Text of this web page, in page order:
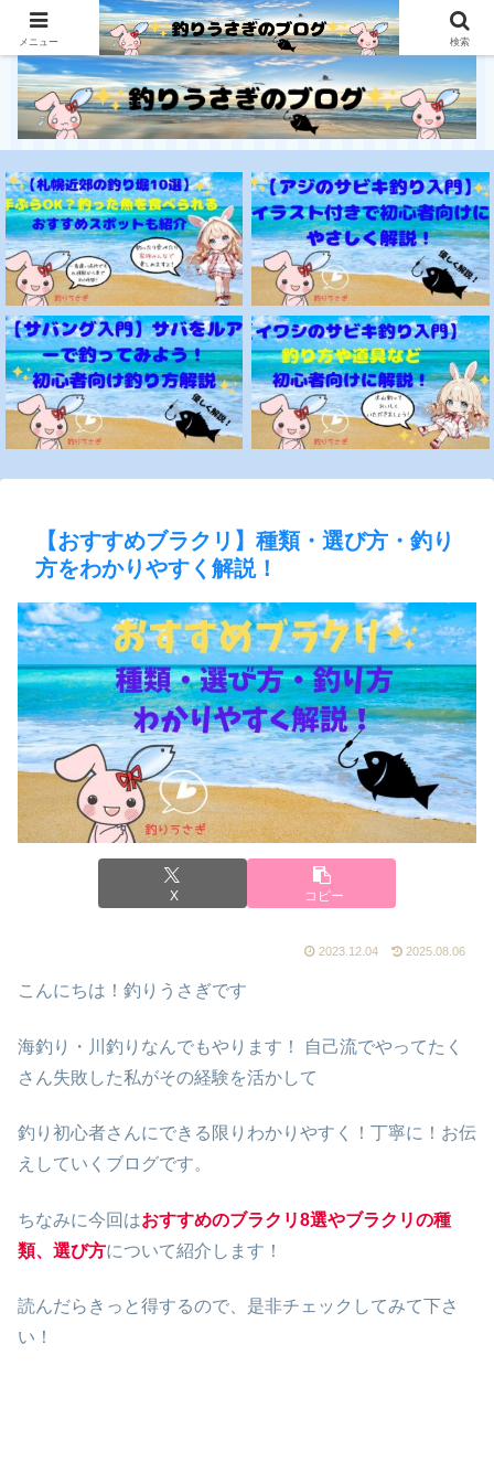
釣り初心者にとっても優しいサイト
【おすすめブラクリ】種類・選び方・釣り
方をわかりやすく解説！
X コピー
2023.12.04 2025.08.06
こんにちは！釣りうさぎです
海釣り・川釣りなんでもやります！ 自己流でやってたく
さん失敗した私がその経験を活かして
釣り初心者さんにできる限りわかりやすく！丁寧に！お伝
えしていくブログです。
ちなみに今回はおすすめのブラクリ8選やブラクリの種
類、選び方について紹介します！
読んだらきっと得するので、是非チェックしてみて下さ
い！
メニュー 検索